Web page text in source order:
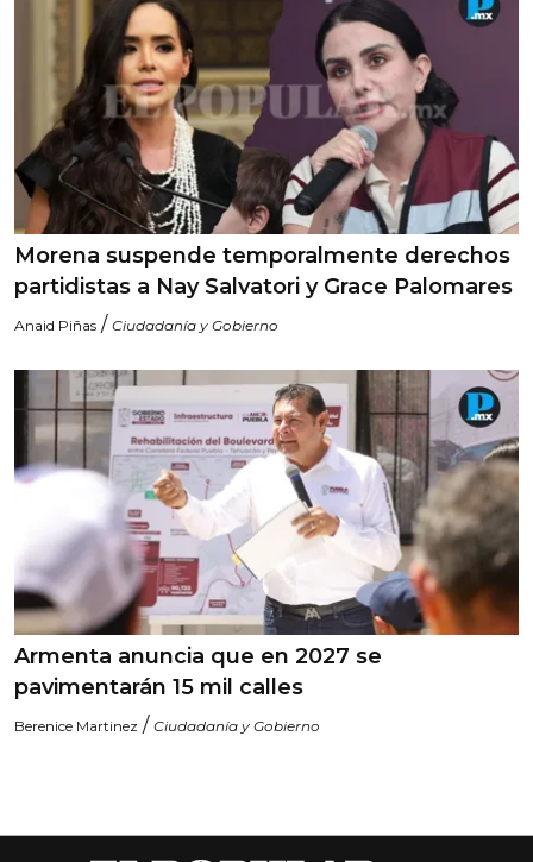
Morena suspende temporalmente derechos
partidistas a Nay Salvatori y Grace Palomares
Anaid Piñas / Ciudadanía y Gobierno
Armenta anuncia que en 2027 se
pavimentarán 15 mil calles
Berenice Martinez / Ciudadanía y Gobierno